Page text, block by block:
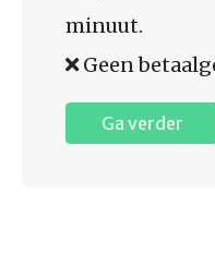
minuut.
Geen
Ga verder